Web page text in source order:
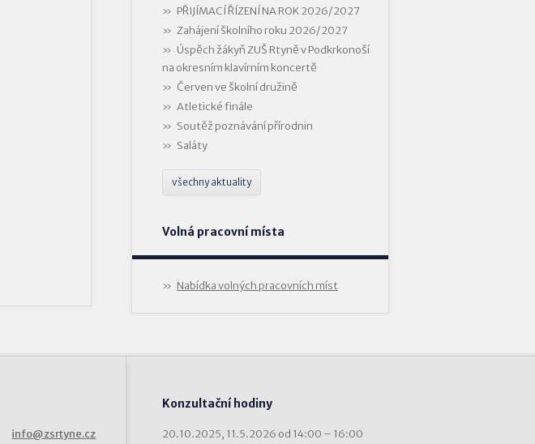
PŘIJÍMACÍ ŘÍZENÍ NA ROK 2026/2027
Zahájení školního roku 2026/2027
Úspěch žákyň ZUŠ Rtyně v Podkrkonoší
na okresním klavírním koncertě
Červen ve školní družině
Atletické finále
Soutěž poznávání přírodnin
Saláty
všechny aktuality
Volná pracovní místa
Nabídka volných pracovních míst
info@zsrtyne.cz
Konzultační hodiny
20.10.2025, 11.5.2026 od 14:00 – 16:00